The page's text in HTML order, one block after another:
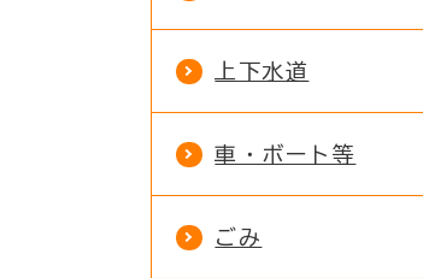
上下水道
車・ボート等
ごみ